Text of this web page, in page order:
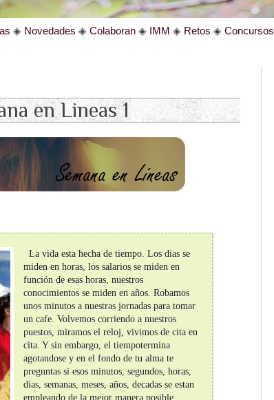
◈ Novedades ◈ Colaboran◈ IMM ◈ Retos ◈ Concursos
en Lineas 1
La vida esta hecha de tiempo. Los dias se
miden en horas, los salarios se miden en
función de esas horas, nuestros
conocimientos se miden en años. Robamos
unos minutos a nuestras jornadas para tomar
un cafe. Volvemos corriendo a nuestros
puestos, miramos el reloj, vivimos de cita en
cita. Y sin embargo, el tiempotermina
agotandose y en el fondo de tu alma te
preguntas si esos minutos, segundos, horas,
dias, semanas, meses, años, decadas se estan
empleando de la mejor manera posible.